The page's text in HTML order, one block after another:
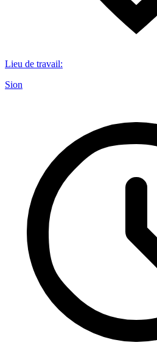
Lieu de travail:
Sion